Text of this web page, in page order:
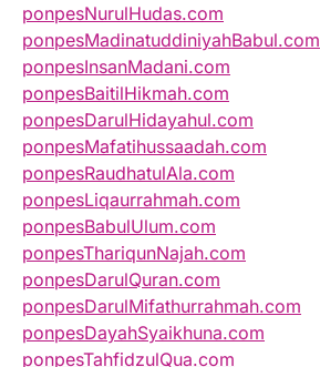
ponpesNurulHudas.com
ponpesMadinatuddiniyahBabul.com
ponpesInsanMadani.com
ponpesBaitilHikmah.com
ponpesDarulHidayahul.com
ponpesMafatihussaadah.com
ponpesRaudhatulAla.com
ponpesLiqaurrahmah.com
ponpesBabulUlum.com
ponpesThariqunNajah.com
ponpesDarulQuran.com
ponpesDarulMifathurrahmah.com
ponpesDayahSyaikhuna.com
ponpesTahfidzulQua.com